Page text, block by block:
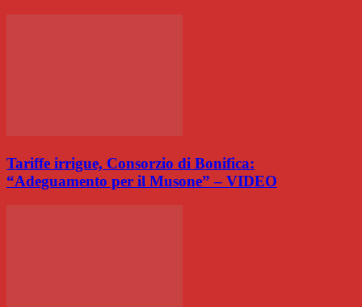
Tariffe irrigue, Consorzio di Bonifica:
“Adeguamento per il Musone” – VIDEO